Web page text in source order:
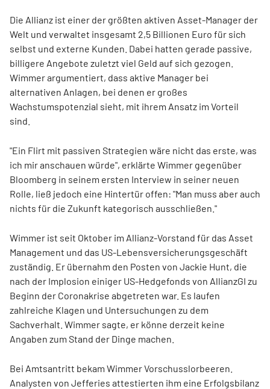
Die Allianz ist einer der größten aktiven Asset-Manager der
Welt und verwaltet insgesamt 2,5 Billionen Euro für sich
selbst und externe Kunden. Dabei hatten gerade passive,
billigere Angebote zuletzt viel Geld auf sich gezogen.
Wimmer argumentiert, dass aktive Manager bei
alternativen Anlagen, bei denen er großes
Wachstumspotenzial sieht, mit ihrem Ansatz im Vorteil
sind.
"Ein Flirt mit passiven Strategien wäre nicht das erste, was
ich mir anschauen würde", erklärte Wimmer gegenüber
Bloomberg in seinem ersten Interview in seiner neuen
Rolle, ließ jedoch eine Hintertür offen: "Man muss aber auch
nichts für die Zukunft kategorisch ausschließen."
Wimmer ist seit Oktober im Allianz-Vorstand für das Asset
Management und das US-Lebensversicherungsgeschäft
zuständig. Er übernahm den Posten von Jackie Hunt, die
nach der Implosion einiger US-Hedgefonds von AllianzGI zu
Beginn der Coronakrise abgetreten war. Es laufen
zahlreiche Klagen und Untersuchungen zu dem
Sachverhalt. Wimmer sagte, er könne derzeit keine
Angaben zum Stand der Dinge machen.
Bei Amtsantritt bekam Wimmer Vorschusslorbeeren.
Analysten von Jefferies attestierten ihm eine Erfolgsbilanz